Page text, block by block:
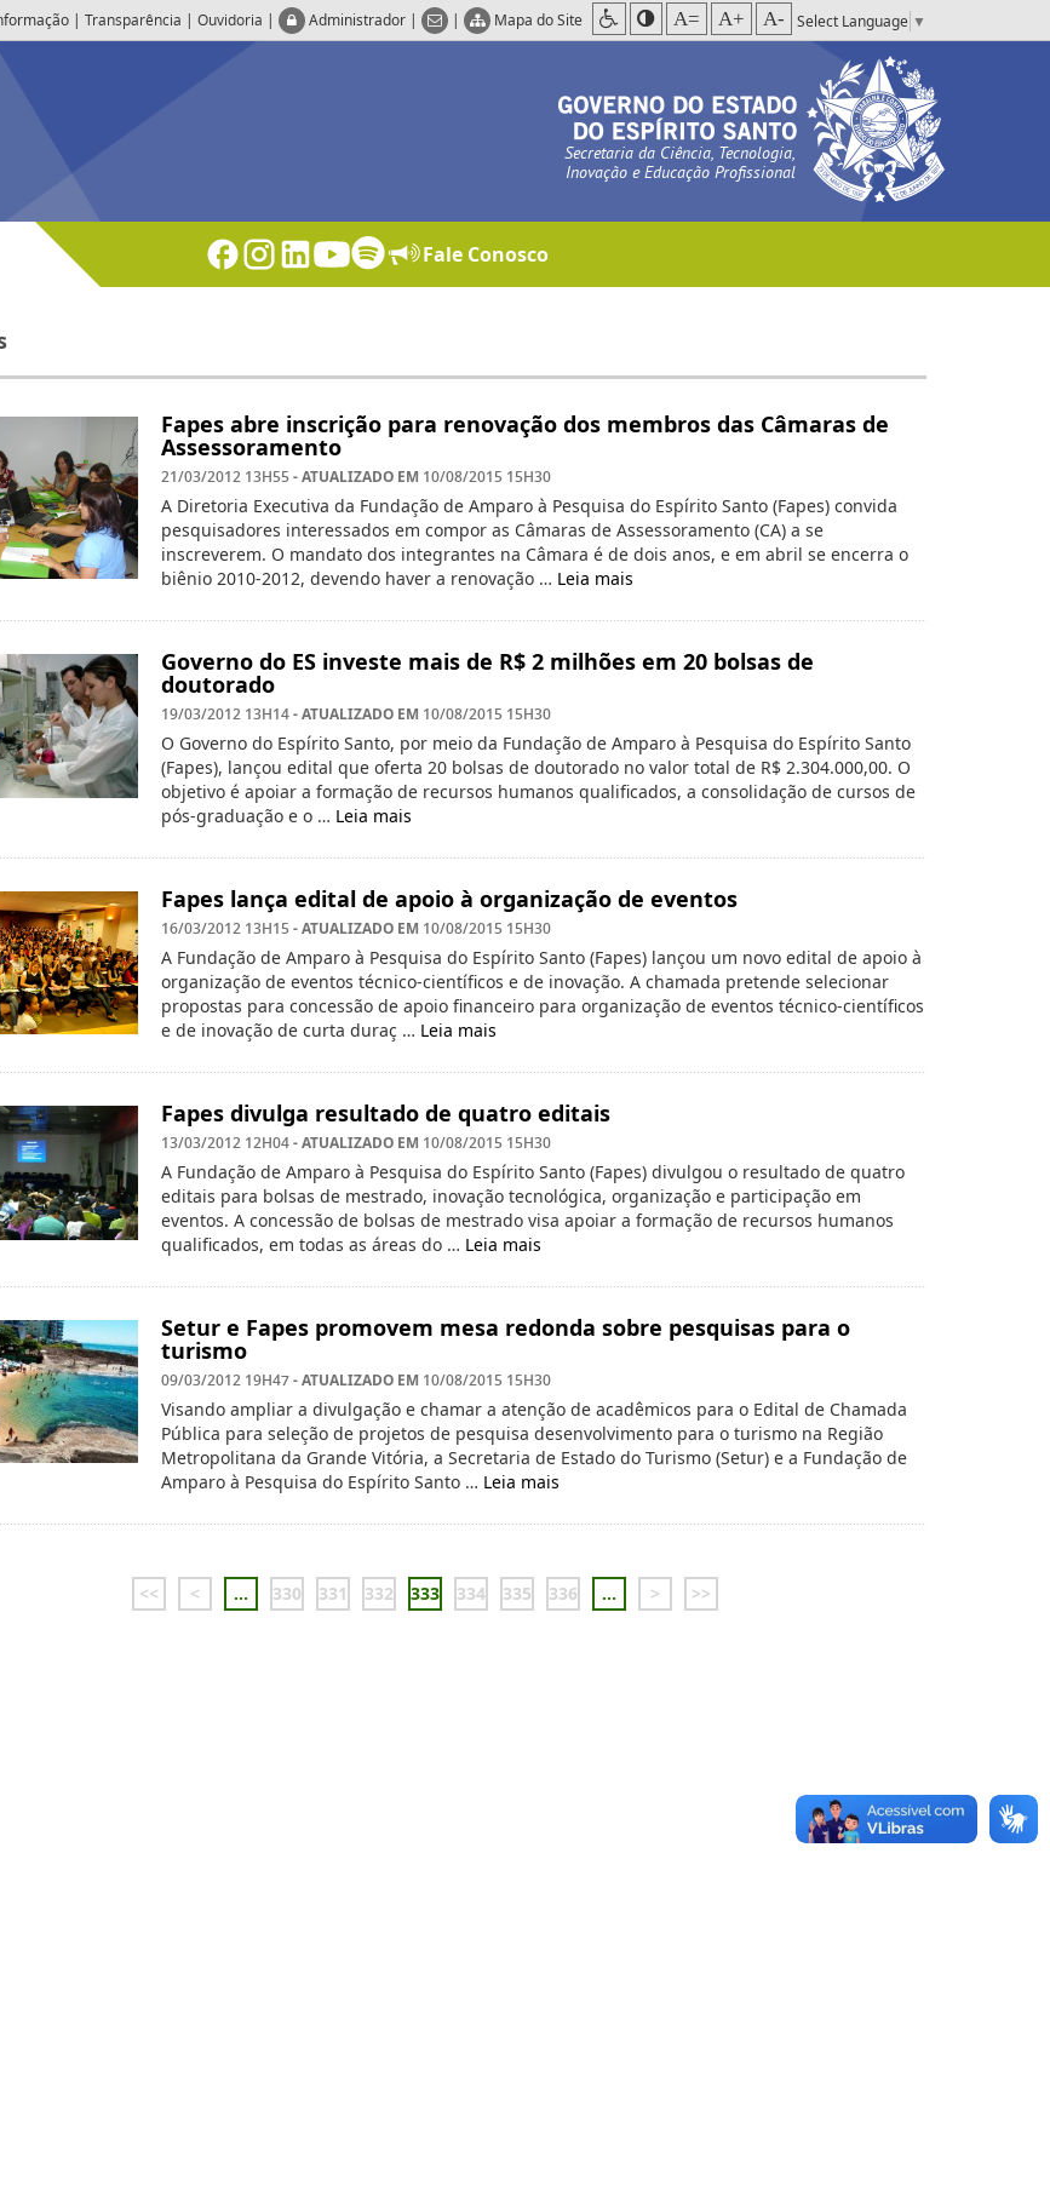
| Transparência | Ouvidoria | Administrador | | Mapa do Site A= A+ A- Select Language ▼
Secretaria da Ciência, Tecnologia,
Inovação e Educação Profissional
Fale Conosco
Fapes abre inscrição para renovação dos membros das Câmaras de
Assessoramento
21/03/2012 13H55- ATUALIZADO EM 10/08/2015 15H30
A Diretoria Executiva da Fundação de Amparo à Pesquisa do Espírito Santo (Fapes) convida
pesquisadores interessados em compor as Câmaras de Assessoramento (CA) a se
inscreverem. O mandato dos integrantes na Câmara é de dois anos, e em abril se encerra o
biênio 2010-2012, devendo haver a renovação … Leia mais
Governo do ES investe mais de R$ 2 milhões em 20 bolsas de
doutorado
19/03/2012 13H14- ATUALIZADO EM 10/08/2015 15H30
O Governo do Espírito Santo, por meio da Fundação de Amparo à Pesquisa do Espírito Santo
(Fapes), lançou edital que oferta 20 bolsas de doutorado no valor total de R$ 2.304.000,00. O
objetivo é apoiar a formação de recursos humanos qualificados, a consolidação de cursos de
pós-graduação e o … Leia mais
Fapes lança edital de apoio à organização de eventos
16/03/2012 13H15- ATUALIZADO EM 10/08/2015 15H30
A Fundação de Amparo à Pesquisa do Espírito Santo (Fapes) lançou um novo edital de apoio à
organização de eventos técnico-científicos e de inovação. A chamada pretende selecionar
propostas para concessão de apoio financeiro para organização de eventos técnico-científicos
e de inovação de curta duraç … Leia mais
Fapes divulga resultado de quatro editais
13/03/2012 12H04- ATUALIZADO EM 10/08/2015 15H30
A Fundação de Amparo à Pesquisa do Espírito Santo (Fapes) divulgou o resultado de quatro
editais para bolsas de mestrado, inovação tecnológica, organização e participação em
eventos. A concessão de bolsas de mestrado visa apoiar a formação de recursos humanos
qualificados, em todas as áreas do … Leia mais
Setur e Fapes promovem mesa redonda sobre pesquisas para o
turismo
09/03/2012 19H47- ATUALIZADO EM 10/08/2015 15H30
Visando ampliar a divulgação e chamar a atenção de acadêmicos para o Edital de Chamada
Pública para seleção de projetos de pesquisa desenvolvimento para o turismo na Região
Metropolitana da Grande Vitória, a Secretaria de Estado do Turismo (Setur) e a Fundação de
Amparo à Pesquisa do Espírito Santo … Leia mais
<< < ... 330 331 332 333 334 335 336 ... > >>